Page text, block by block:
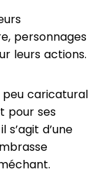
personnages
leurs actions.
peu caricatural
pour ses
d’une